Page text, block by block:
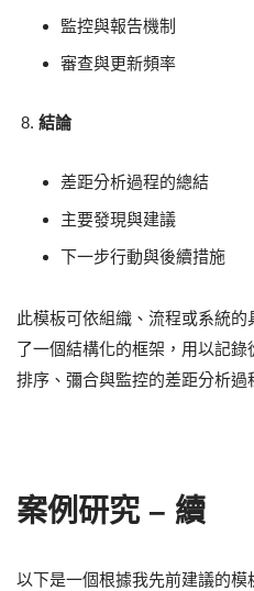
監控與報告機制
審查與更新頻率
結論
差距分析過程的總結
主要發現與建議
下一步行動與後續措施
此模板可依組織、流程或系統
了一個結構化的框架，用以記
排序、彌合與監控的差距分析過
案例研究 – 續
以下是一個根據我先前建議的